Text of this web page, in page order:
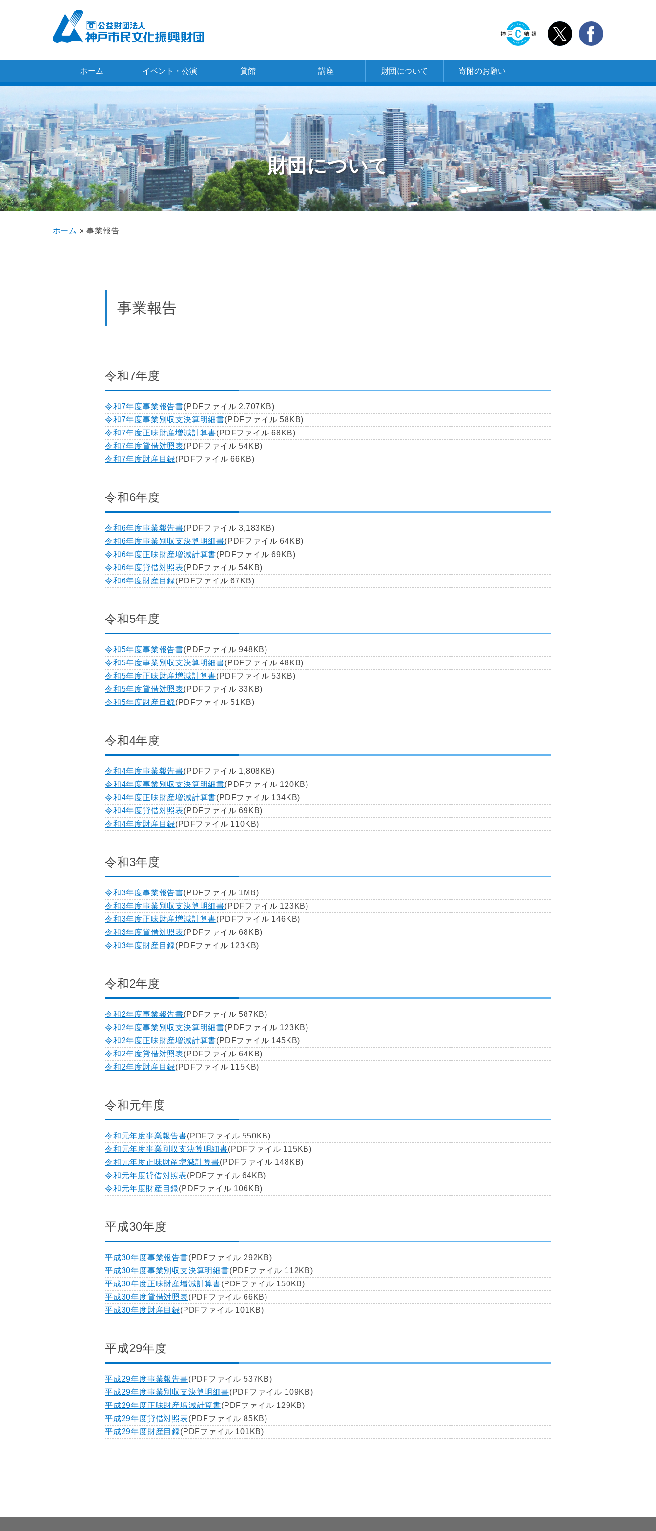
ホーム イベント・公演 貸館
ろば
ター
ター
ー
ター
ー
ター
ター
ター別館ピフレ
ター
ター
ター
ー
講座 財団について 寄附のお願い
財団について
ホーム »事業報告
事業報告
令和7年度
令和7年度事業報告書(PDFファイル 2,707KB)
令和7年度事業別収支決算明細書(PDFファイル 58KB)
令和7年度正味財産増減計算書(PDFファイル 68KB)
令和7年度貸借対照表(PDFファイル 54KB)
令和7年度財産目録(PDFファイル 66KB)
令和6年度
令和6年度事業報告書(PDFファイル 3,183KB)
令和6年度事業別収支決算明細書(PDFファイル 64KB)
令和6年度正味財産増減計算書(PDFファイル 69KB)
令和6年度貸借対照表(PDFファイル 54KB)
令和6年度財産目録(PDFファイル 67KB)
令和5年度
令和5年度事業報告書(PDFファイル 948KB)
令和5年度事業別収支決算明細書(PDFファイル 48KB)
令和5年度正味財産増減計算書(PDFファイル 53KB)
令和5年度貸借対照表(PDFファイル 33KB)
令和5年度財産目録(PDFファイル 51KB)
令和4年度
令和4年度事業報告書(PDFファイル 1,808KB)
令和4年度事業別収支決算明細書(PDFファイル 120KB)
令和4年度正味財産増減計算書(PDFファイル 134KB)
令和4年度貸借対照表(PDFファイル 69KB)
令和4年度財産目録(PDFファイル 110KB)
令和3年度
令和3年度事業報告書(PDFファイル 1MB)
令和3年度事業別収支決算明細書(PDFファイル 123KB)
令和3年度正味財産増減計算書(PDFファイル 146KB)
令和3年度貸借対照表(PDFファイル 68KB)
令和3年度財産目録(PDFファイル 123KB)
令和2年度
令和2年度事業報告書(PDFファイル 587KB)
令和2年度事業別収支決算明細書(PDFファイル 123KB)
令和2年度正味財産増減計算書(PDFファイル 145KB)
令和2年度貸借対照表(PDFファイル 64KB)
令和2年度財産目録(PDFファイル 115KB)
令和元年度
令和元年度事業報告書(PDFファイル 550KB)
令和元年度事業別収支決算明細書(PDFファイル 115KB)
令和元年度正味財産増減計算書(PDFファイル 148KB)
令和元年度貸借対照表(PDFファイル 64KB)
令和元年度財産目録(PDFファイル 106KB)
平成30年度
平成30年度事業報告書(PDFファイル 292KB)
平成30年度事業別収支決算明細書(PDFファイル 112KB)
平成30年度正味財産増減計算書(PDFファイル 150KB)
平成30年度貸借対照表(PDFファイル 66KB)
平成30年度財産目録(PDFファイル 101KB)
平成29年度
平成29年度事業報告書(PDFファイル 537KB)
平成29年度事業別収支決算明細書(PDFファイル 109KB)
平成29年度正味財産増減計算書(PDFファイル 129KB)
平成29年度貸借対照表(PDFファイル 85KB)
平成29年度財産目録(PDFファイル 101KB)